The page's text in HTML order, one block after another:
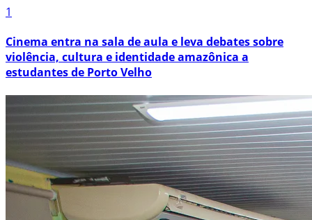
1
Cinema entra na sala de aula e leva debates sobre
violência, cultura e identidade amazônica a
estudantes de Porto Velho